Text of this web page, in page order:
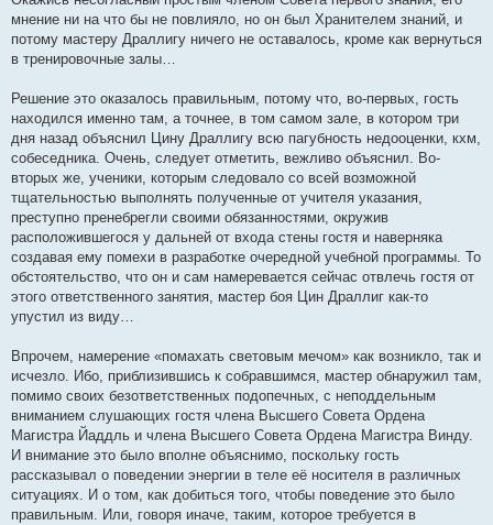
мнение ни на что бы не повлияло, но он был Хранителем знаний, и
потому мастеру Драллигу ничего не оставалось, кроме как вернуться
в тренировочные залы…
Решение это оказалось правильным, потому что, во-первых, гость
находился именно там, а точнее, в том самом зале, в котором три
дня назад объяснил Цину Драллигу всю пагубность недооценки, кхм,
собеседника. Очень, следует отметить, вежливо объяснил. Во-
вторых же, ученики, которым следовало со всей возможной
тщательностью выполнять полученные от учителя указания,
преступно пренебрегли своими обязанностями, окружив
расположившегося у дальней от входа стены гостя и наверняка
создавая ему помехи в разработке очередной учебной программы. То
обстоятельство, что он и сам намеревается сейчас отвлечь гостя от
этого ответственного занятия, мастер боя Цин Драллиг как-то
упустил из виду…
Впрочем, намерение «помахать световым мечом» как возникло, так и
исчезло. Ибо, приблизившись к собравшимся, мастер обнаружил там,
помимо своих безответственных подопечных, с неподдельным
вниманием слушающих гостя члена Высшего Совета Ордена
Магистра Йаддль и члена Высшего Совета Ордена Магистра Винду.
И внимание это было вполне объяснимо, поскольку гость
рассказывал о поведении энергии в теле её носителя в различных
ситуациях. И о том, как добиться того, чтобы поведение это было
правильным. Или, говоря иначе, таким, которое требуется в